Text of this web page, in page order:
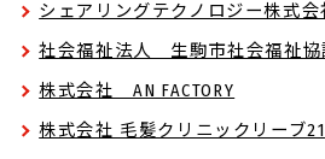
シェアリングテクノロジー株式会
社会福祉法人 生駒市社会福祉協
株式会社 AN FACTORY
株式会社 毛髪クリニックリーブ21